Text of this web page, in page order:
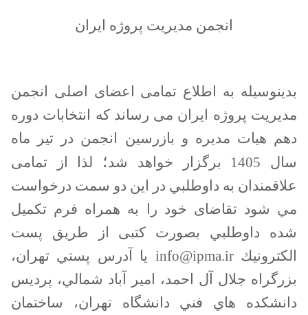
انجمن مدیریت پروژه ایران
بدینوسیله به اطلاع تمامی اعضای اصلی انجمن
مدیریت پروژه ایران می رساند كه انتخابات دوره
دهم هیات مدیره و بازرسين انجمن در تیر ماه
سال 1405 برگزار خواهد شد
؛لذا از تمامی
علاقمندان به داوطلبي در اين دو سمت درخواست
مي شود تقاضای خود را به همراه فرم تکميل
شده داوطلبي بصورت کتبی از طريق پست
الكترونيكinfo@ipma.irیا آدرس پستي تهران،
بزرگراه جلال آل احمد،امير آباد شمالي، پرديس
دانشکده هاي فني دانشگاه تهران، ساختمان